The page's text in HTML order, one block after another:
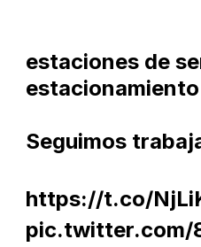
estaciones de
Seguimos
https://t.co/
pic.twitter.com/